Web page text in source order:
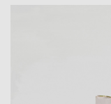
neue Art und
somit einen